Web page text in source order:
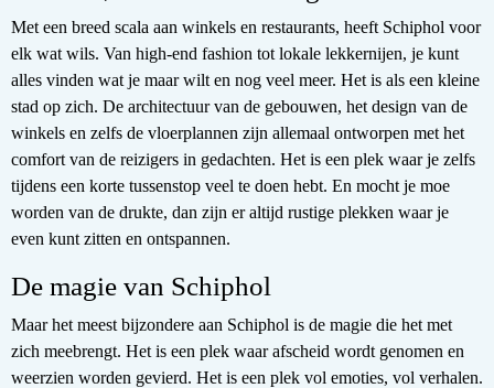
Met een breed scala aan winkels en restaurants, heeft Schiphol voor
elk wat wils. Van high-end fashion tot lokale lekkernijen, je kunt
alles vinden wat je maar wilt en nog veel meer. Het is als een kleine
stad op zich. De architectuur van de gebouwen, het design van de
winkels en zelfs de vloerplannen zijn allemaal ontworpen met het
comfort van de reizigers in gedachten. Het is een plek waar je zelfs
tijdens een korte tussenstop veel te doen hebt. En mocht je moe
worden van de drukte, dan zijn er altijd rustige plekken waar je
even kunt zitten en ontspannen.
De magie van Schiphol
Maar het meest bijzondere aan Schiphol is de magie die het met
zich meebrengt. Het is een plek waar afscheid wordt genomen en
weerzien worden gevierd. Het is een plek vol emoties, vol verhalen.